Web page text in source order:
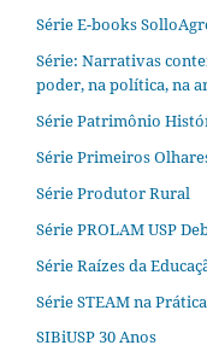
Série E-books
Série: Narrativas
poder, na política, na
Série Patrimônio
Série Primeiros
Série Produtor Rural
Série PROLAM USP
Série Raízes da
Série STEAM na Prática
SIBiUSP 30 Anos